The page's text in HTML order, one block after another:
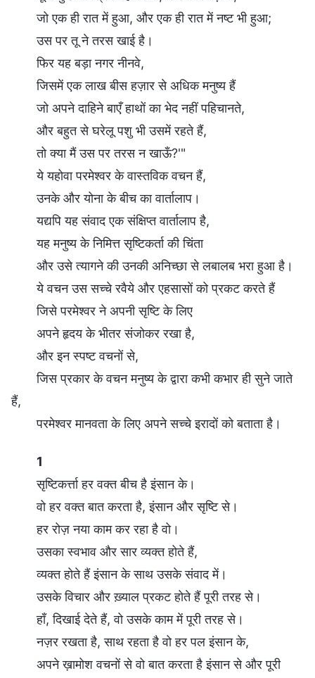
जो एक ही रात में हुआ, और एक ही रात में नष्‍ट भी हुआ;
उस पर तू ने तरस खाई है।
फिर यह बड़ा नगर नीनवे,
जिसमें एक लाख बीस हज़ार से अधिक मनुष्य हैं
जो अपने दाहिने बाएँ हाथों का भेद नहीं पहिचानते,
और बहुत से घरेलू पशु भी उसमें रहते हैं,
तो क्या मैं उस पर तरस न खाऊँ?'"
ये यहोवा परमेश्वर के वास्तविक वचन हैं,
उनके और योना के बीच का वार्तालाप।
यद्यपि यह संवाद एक संक्षिप्त वार्तालाप है,
यह मनुष्य के निमित्त सृष्टिकर्ता की चिंता
और उसे त्यागने की उनकी अनिच्छा से लबालब भरा हुआ है।
ये वचन उस सच्चे रवैये और एहसासों को प्रकट करते हैं
जिसे परमेश्वर ने अपनी सृष्टि के लिए
अपने हृदय के भीतर संजोकर रखा है,
और इन स्पष्ट वचनों से,
जिस प्रकार के वचन मनुष्य के द्वारा कभी कभार ही सुने जाते
हैं,
परमेश्वर मानवता के लिए अपने सच्चे इरादों को बताता है।
1
सृष्टिकर्त्ता हर वक्त बीच है इंसान के।
वो हर वक्त बात करता है, इंसान और सृष्टि से।
हर रोज़ नया काम कर रहा है वो।
उसका स्वभाव और सार व्यक्त होते हैं,
व्यक्त होते हैं इंसान के साथ उसके संवाद में।
उसके विचार और ख़्याल प्रकट होते हैं पूरी तरह से।
हाँ, दिखाई देते हैं, वो उसके काम में पूरी तरह से।
नज़र रखता है, साथ रहता है वो हर पल इंसान के,
अपने ख़ामोश वचनों से वो बात करता है इंसान से और पूरी